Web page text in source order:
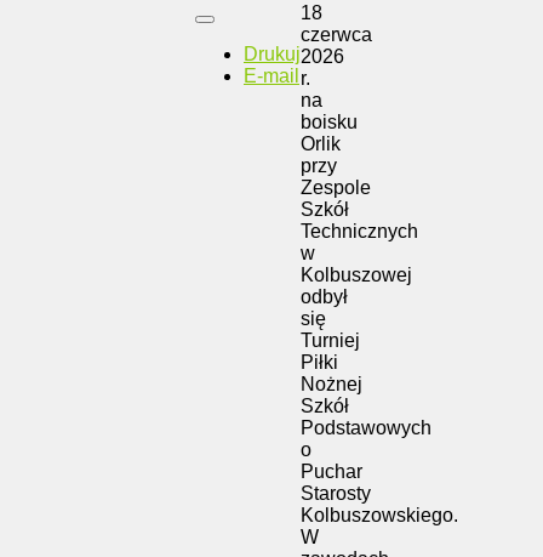
Drukuj
E-mail
18
czerwca
2026
r.
na
boisku
Orlik
przy
Zespole
Szkół
Technicznych
w
Kolbuszowej
odbył
się
Turniej
Piłki
Nożnej
Szkół
Podstawowych
o
Puchar
Starosty
Kolbuszowskiego.
W